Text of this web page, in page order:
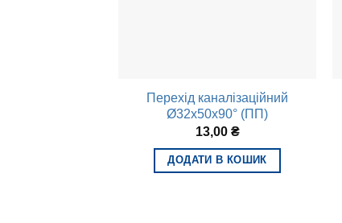
Перехід каналізаційний
Ø32х50х90° (ПП)
13,00 ₴
ДОДАТИ В КОШИК